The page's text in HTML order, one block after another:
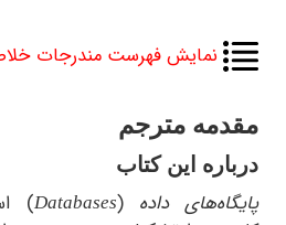
نمایش فهرست مندرجات خلاصه
مترجم
این کتاب
داده(
Databases) اساس